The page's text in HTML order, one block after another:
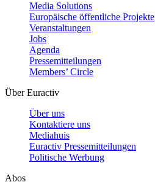
Media Solutions
Europäische öffentliche Projekte
Veranstaltungen
Jobs
Agenda
Pressemitteilungen
Members’ Circle
Über Euractiv
Über uns
Kontaktiere uns
Mediahuis
Euractiv Pressemitteilungen
Politische Werbung
Abos